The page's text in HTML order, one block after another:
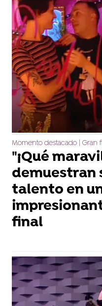
Momento destacado | Gran
"¡Qué
demuestran
talento en
final